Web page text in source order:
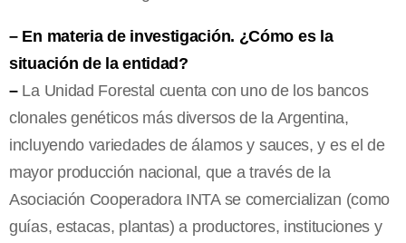
– En materia de investigación. ¿Cómo es la
situación de la entidad?
–La Unidad Forestal cuenta con uno de los bancos
clonales genéticos más diversos de la Argentina,
incluyendo variedades de álamos y sauces, y es el de
mayor producción nacional, que a través de la
Asociación Cooperadora INTA se comercializan (como
guías, estacas, plantas) a productores, instituciones y